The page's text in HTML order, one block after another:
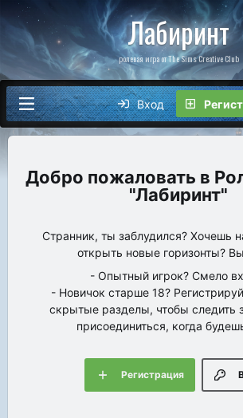
Лабиринт
ролевая игра от The Sims Creative Club
Вход
"Лабиринт"
Странник, ты заблудился? Хочешь
открыть новые горизонты?
- Опытный игрок? Смело
- Новичок старше 18?
скрытые разделы, чтобы следить
присоединиться, когда
Регистрация